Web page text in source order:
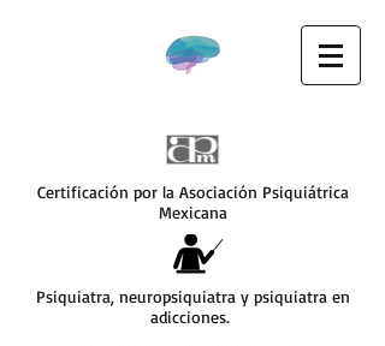
Certificación por la Asociación Psiquiátrica
Mexicana
Psiquiatra, neuropsiquiatra y psiquiatra en
adicciones.